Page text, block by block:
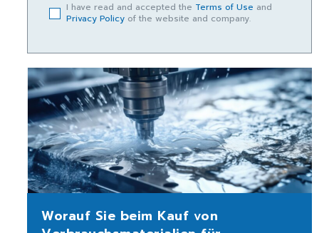
I have read and accepted the Terms of Use and
Privacy Policy of the website and company.
Worauf Sie beim Kauf von